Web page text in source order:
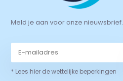
Meld je aan voor onze nieuwsbrief.
* Lees hier de wettelijke beperkingen